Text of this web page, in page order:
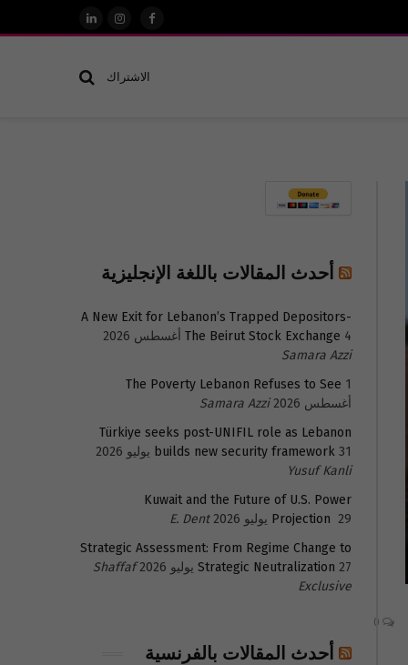
فيسبوكالانستغرام
لينكدإن
الاشتراك
أحدث المقالات باللغة الإنجليزية
A New Exit for Lebanon’s Trapped Depositors-
The Beirut Stock Exchange 4 أغسطس 2026
Samara Azzi
The Poverty Lebanon Refuses to See 1
أغسطس 2026
Samara Azzi
Türkiye seeks post-UNIFIL role as Lebanon
builds new security framework 31 يوليو 2026
Yusuf Kanli
Kuwait and the Future of U.S. Power
Projection 29 يوليو 2026
E. Dent
Strategic Assessment: From Regime Change to
Strategic Neutralization 27 يوليو 2026
Shaffaf
Exclusive
أحدث المقالات بالفرنسية